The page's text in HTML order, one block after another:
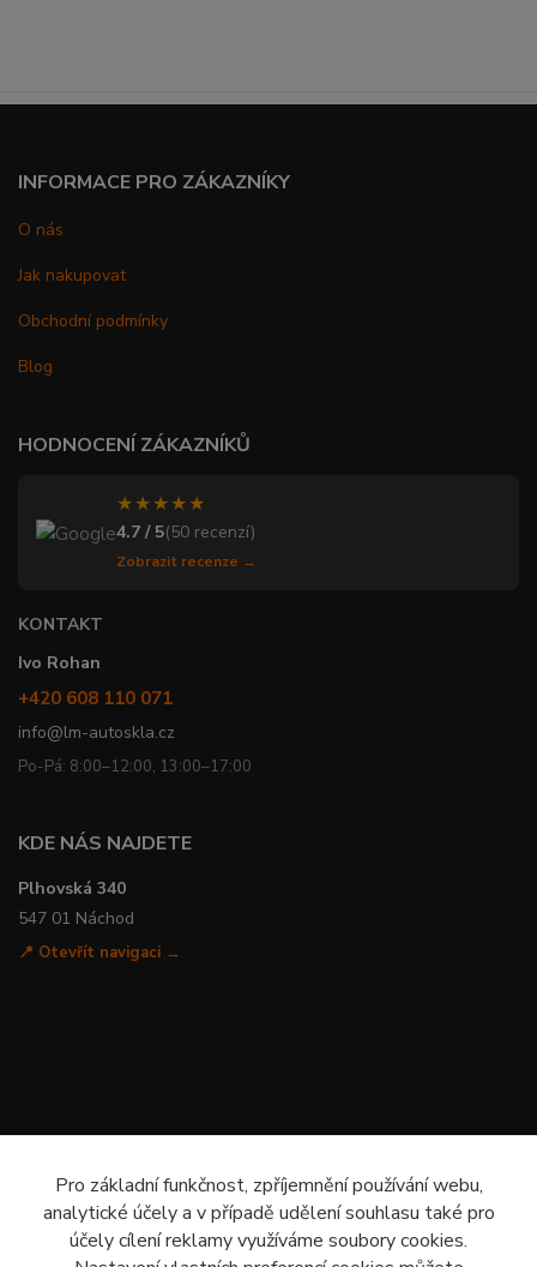
INFORMACE PRO ZÁKAZNÍKY
O nás
Jak nakupovat
Obchodní podmínky
Blog
HODNOCENÍ ZÁKAZNÍKŮ
★★★★★
4.7 / 5(50 recenzí)
Zobrazit recenze →
KONTAKT
Ivo Rohan
+420 608 110 071
info@lm-autoskla.cz
Po-Pá: 8:00–12:00, 13:00–17:00
KDE NÁS NAJDETE
Plhovská 340
547 01 Náchod
📍 Otevřít navigaci →
Pro základní funkčnost, zpříjemnění používání webu,
analytické účely a v případě udělení souhlasu také pro
účely cílení reklamy využíváme soubory cookies.